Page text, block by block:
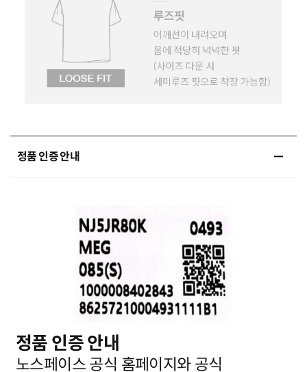
정품 인증 안내
정품 인증 안내
노스페이스 공식 홈페이지와 공식